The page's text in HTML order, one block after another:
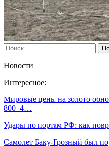
Новости
Интересное:
Мировые цены на золото
800–4…
Удары по портам РФ: как
Самолет Баку-Грозный был